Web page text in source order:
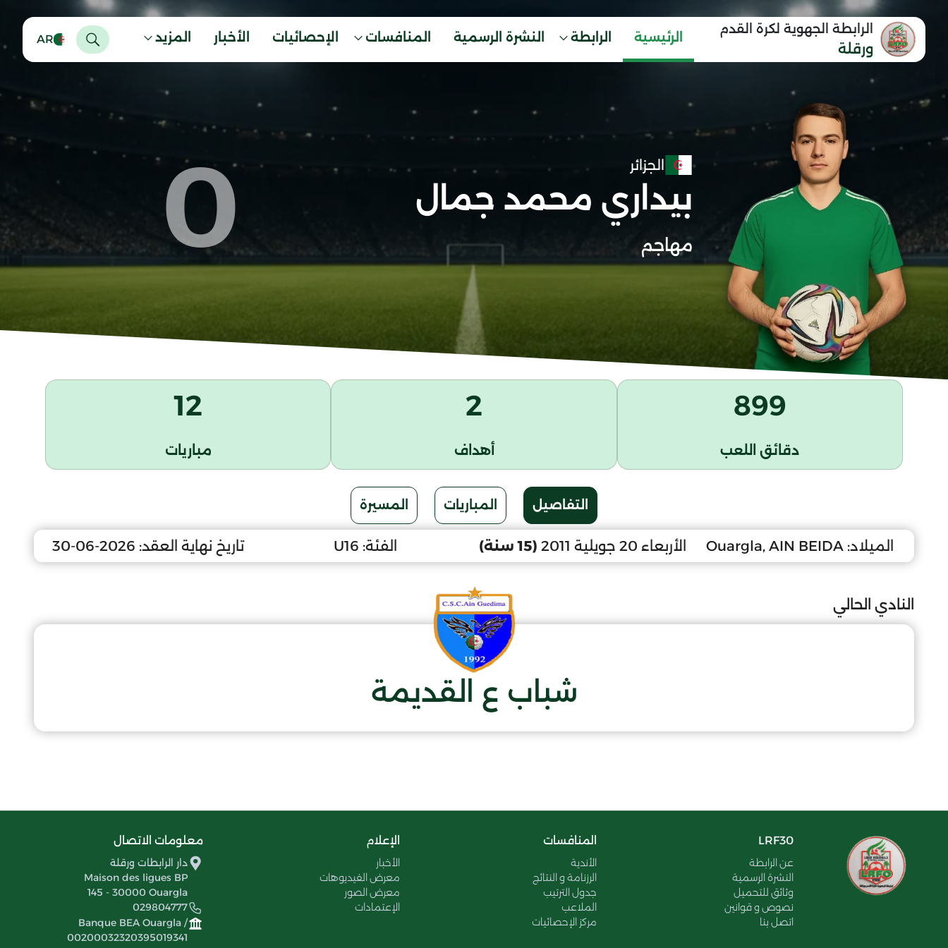
الرابطة الجهوية لكرة القدم
ورقلة
الرئيسية الرابطة النشرة الرسمية المنافسات الإحصائيات الأخبار المزيد AR
الجزائر
بيداري محمد جمال
مهاجم 0
899
دقائق اللعب
2
أهداف
12
مباريات
التفاصيل المباريات المسيرة
الميلاد: Ouargla, AIN BEIDA الأربعاء 20 جويلية 2011 (15 سنة) الفئة: U16 تاريخ نهاية العقد: 2026-06-30
النادي الحالي
شباب ع القديمة
LRF30
عن الرابطة
النشرة الرسمية
وثائق للتحميل
نصوص و قوانين
اتصل بنا
المنافسات
الأندية
الرزنامة و النتائج
جدول الترتيب
الملاعب
مركز الإحصائيات
الإعلام
الأخبار
معرض الفيديوهات
معرض الصور
الإعتمادات
معلومات الاتصال
دار الرابطات ورقلة
Maison des ligues BP
145 - 30000 Ouargla
029804777
Banque BEA Ouargla /
00200032320395019341